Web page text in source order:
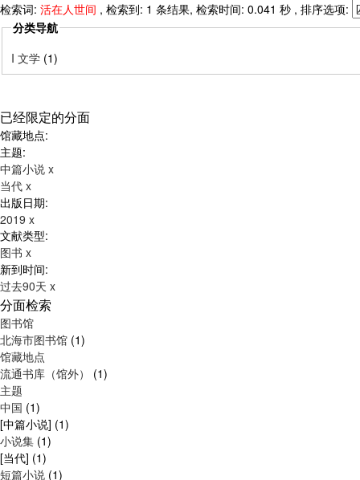
检索词: 活在人世间 , 检索到: 1 条结果, 检索时间: 0.041 秒 , 排序选项:
分类导航
I 文学 (1)
已经限定的分面
馆藏地点:
主题:
中篇小说 x
当代 x
出版日期:
2019 x
文献类型:
图书 x
新到时间:
过去90天 x
分面检索
图书馆
北海市图书馆 (1)
馆藏地点
流通书库（馆外） (1)
主题
中国 (1)
[中篇小说] (1)
小说集 (1)
[当代] (1)
短篇小说 (1)